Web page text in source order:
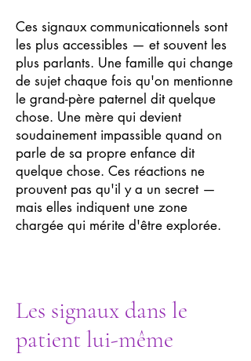
Ces signaux communicationnels sont
les plus accessibles — et souvent les
plus parlants. Une famille qui change
de sujet chaque fois qu'on mentionne
le grand-père paternel dit quelque
chose. Une mère qui devient
soudainement impassible quand on
parle de sa propre enfance dit
quelque chose. Ces réactions ne
prouvent pas qu'il y a un secret —
mais elles indiquent une zone
chargée qui mérite d'être explorée.
Les signaux dans le
patient lui-même